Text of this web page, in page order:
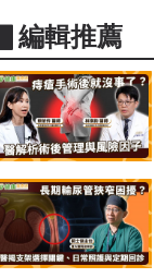
▋編輯推薦